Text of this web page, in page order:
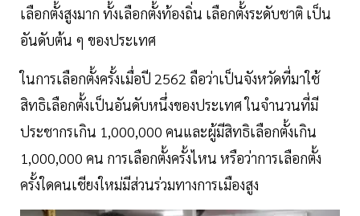
เลือกตั้งสูงมาก ทั้งเลือกตั้งท้องถิ่น เลือกตั้งระดับชาติ เป็น
อันดับต้น ๆ ของประเทศ
ในการเลือกตั้งครั้งเมื่อปี 2562 ถือว่าเป็นจังหวัดที่มาใช้
สิทธิเลือกตั้งเป็นอันดับหนึ่งของประเทศ ในจำนวนที่มี
ประชากรเกิน 1,000,000 คนและผู้มีสิทธิเลือกตั้งเกิน
1,000,000 คน การเลือกตั้งครั้งไหน หรือว่าการเลือกตั้ง
ครั้งใดคนเชียงใหม่มีส่วนร่วมทางการเมืองสูง